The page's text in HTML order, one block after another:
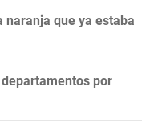
que ya estaba
por